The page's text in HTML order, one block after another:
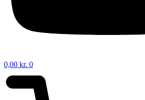
0,00 kr. 0